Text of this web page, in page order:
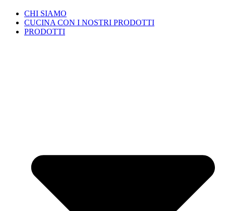
CHI SIAMO
CUCINA CON I NOSTRI PRODOTTI
PRODOTTI